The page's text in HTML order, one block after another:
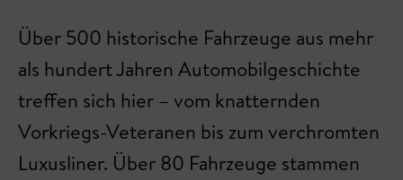
Über 500 historische Fahrzeuge aus mehr
als hundert Jahren Automobilgeschichte
treffen sich hier – vom knatternden
Vorkriegs-Veteranen bis zum verchromten
Luxusliner. Über 80 Fahrzeuge stammen